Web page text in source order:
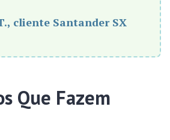
cliente Santander SX
Que Fazem